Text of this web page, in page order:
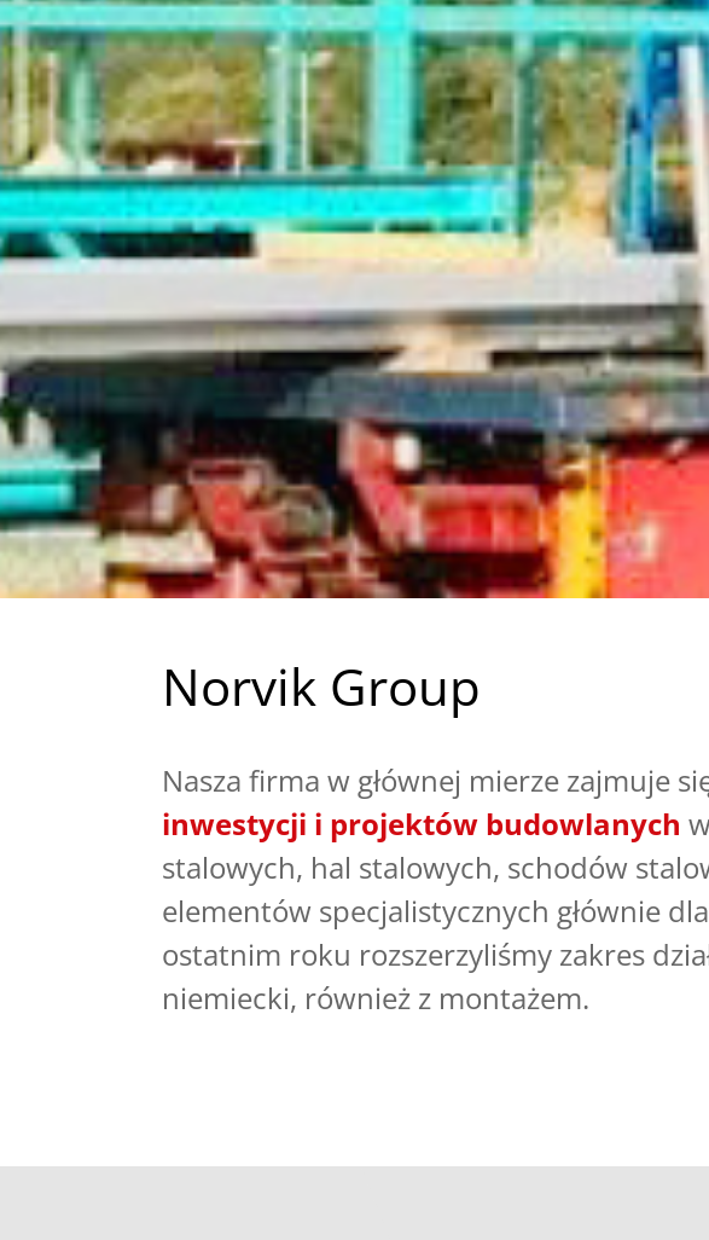
Norvik Group
Nasza firma w głównej mierze zajmuje
inwestycji i projektów budowlanych
stalowych, hal stalowych, schodów
elementów specjalistycznych głównie
ostatnim roku rozszerzyliśmy zakres
niemiecki, również z montażem.